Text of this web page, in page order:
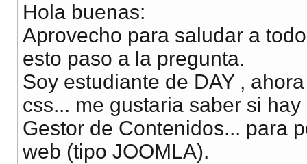
Hola buenas:
Aprovecho para saludar a
esto paso a la pregunta.
Soy estudiante de DAY ,
css... me gustaria saber si
Gestor de Contenidos... para
web (tipo JOOMLA).